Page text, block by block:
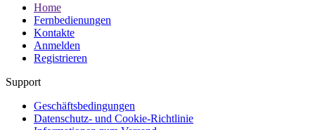
Home
Fernbedienungen
Kontakte
Anmelden
Registrieren
Support
Geschäftsbedingungen
Datenschutz- und Cookie-Richtlinie